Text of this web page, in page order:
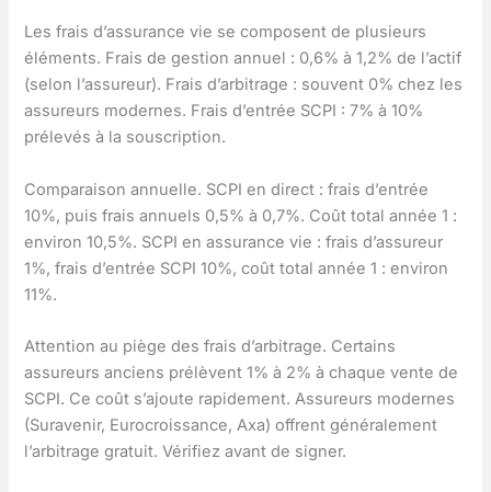
Les frais d’assurance vie se composent de plusieurs
éléments. Frais de gestion annuel : 0,6% à 1,2% de l’actif
(selon l’assureur). Frais d’arbitrage : souvent 0% chez les
assureurs modernes. Frais d’entrée SCPI : 7% à 10%
prélevés à la souscription.
Comparaison annuelle. SCPI en direct : frais d’entrée
10%, puis frais annuels 0,5% à 0,7%. Coût total année 1 :
environ 10,5%. SCPI en assurance vie : frais d’assureur
1%, frais d’entrée SCPI 10%, coût total année 1 : environ
11%.
Attention au piège des frais d’arbitrage. Certains
assureurs anciens prélèvent 1% à 2% à chaque vente de
SCPI. Ce coût s’ajoute rapidement. Assureurs modernes
(Suravenir, Eurocroissance, Axa) offrent généralement
l’arbitrage gratuit. Vérifiez avant de signer.